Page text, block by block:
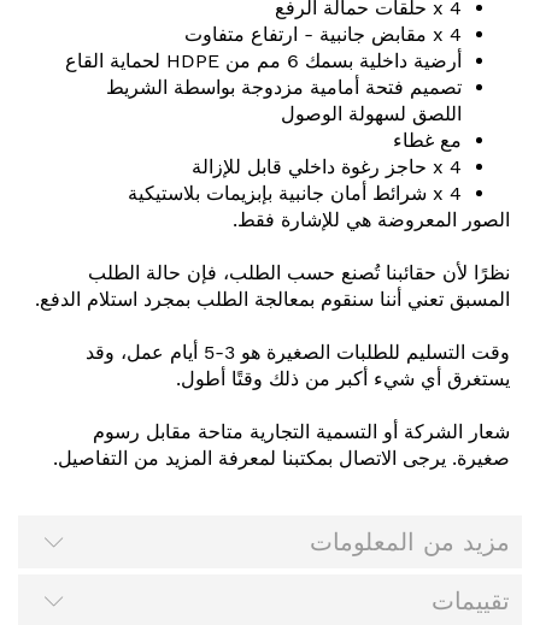
4 x حلقات حمالة الرفع
4 x مقابض جانبية - ارتفاع متفاوت
أرضية داخلية بسمك 6 مم من HDPE لحماية القاع
تصميم فتحة أمامية مزدوجة بواسطة الشريط
اللصق لسهولة الوصول
مع غطاء
4 x حاجز رغوة داخلي قابل للإزالة
4 x شرائط أمان جانبية بإبزيمات بلاستيكية
الصور المعروضة هي للإشارة فقط.
نظرًا لأن حقائبنا تُصنع حسب الطلب، فإن حالة الطلب
المسبق تعني أننا سنقوم بمعالجة الطلب بمجرد استلام الدفع.
وقت التسليم للطلبات الصغيرة هو 3-5 أيام عمل، وقد
يستغرق أي شيء أكبر من ذلك وقتًا أطول.
شعار الشركة أو التسمية التجارية متاحة مقابل رسوم
صغيرة. يرجى الاتصال بمكتبنا لمعرفة المزيد من التفاصيل.
مزيد من المعلومات
تقييمات